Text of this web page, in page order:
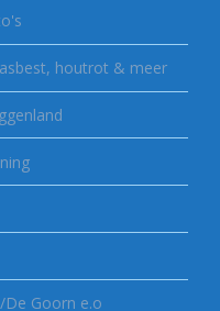
houtrot & meer
Goorn e.o